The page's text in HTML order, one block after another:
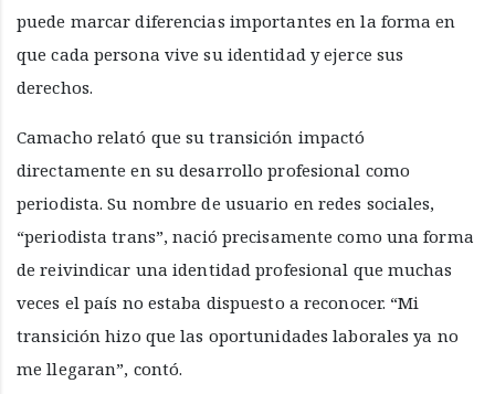
puede marcar diferencias importantes en la forma en
que cada persona vive su identidad y ejerce sus
derechos.
Camacho relató que su transición impactó
directamente en su desarrollo profesional como
periodista. Su nombre de usuario en redes sociales,
“periodista trans”, nació precisamente como una forma
de reivindicar una identidad profesional que muchas
veces el país no estaba dispuesto a reconocer. “Mi
transición hizo que las oportunidades laborales ya no
me llegaran”, contó.